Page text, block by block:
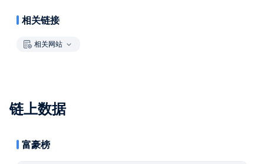
相关链接
相关网站
链上数据
富豪榜